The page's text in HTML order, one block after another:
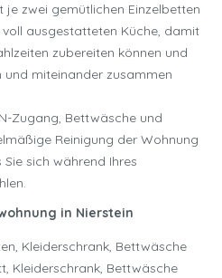
je zwei gemütlichen Einzelbetten
ausgestatteten Küche, damit
zubereiten können und
und miteinander zusammen
Zugang, Bettwäsche und
Reinigung der Wohnung
sich während Ihres
in Nierstein
Kleiderschrank, Bettwäsche
Kleiderschrank, Bettwäsche